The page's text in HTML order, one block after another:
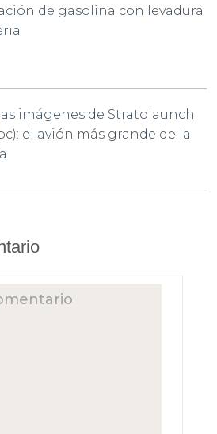
de gasolina con levadura
imágenes de Stratolaunch
el avión más grande de la